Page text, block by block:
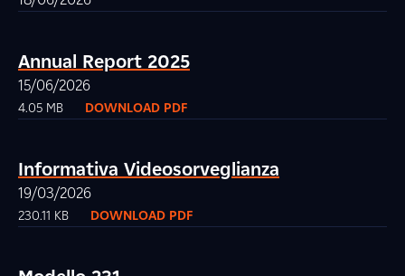
Annual Report 2025
15/06/2026
4.05 MB DOWNLOAD PDF
Informativa Videosorveglianza
19/03/2026
230.11 KB DOWNLOAD PDF